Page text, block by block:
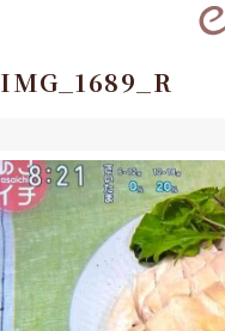
IMG_1689_R